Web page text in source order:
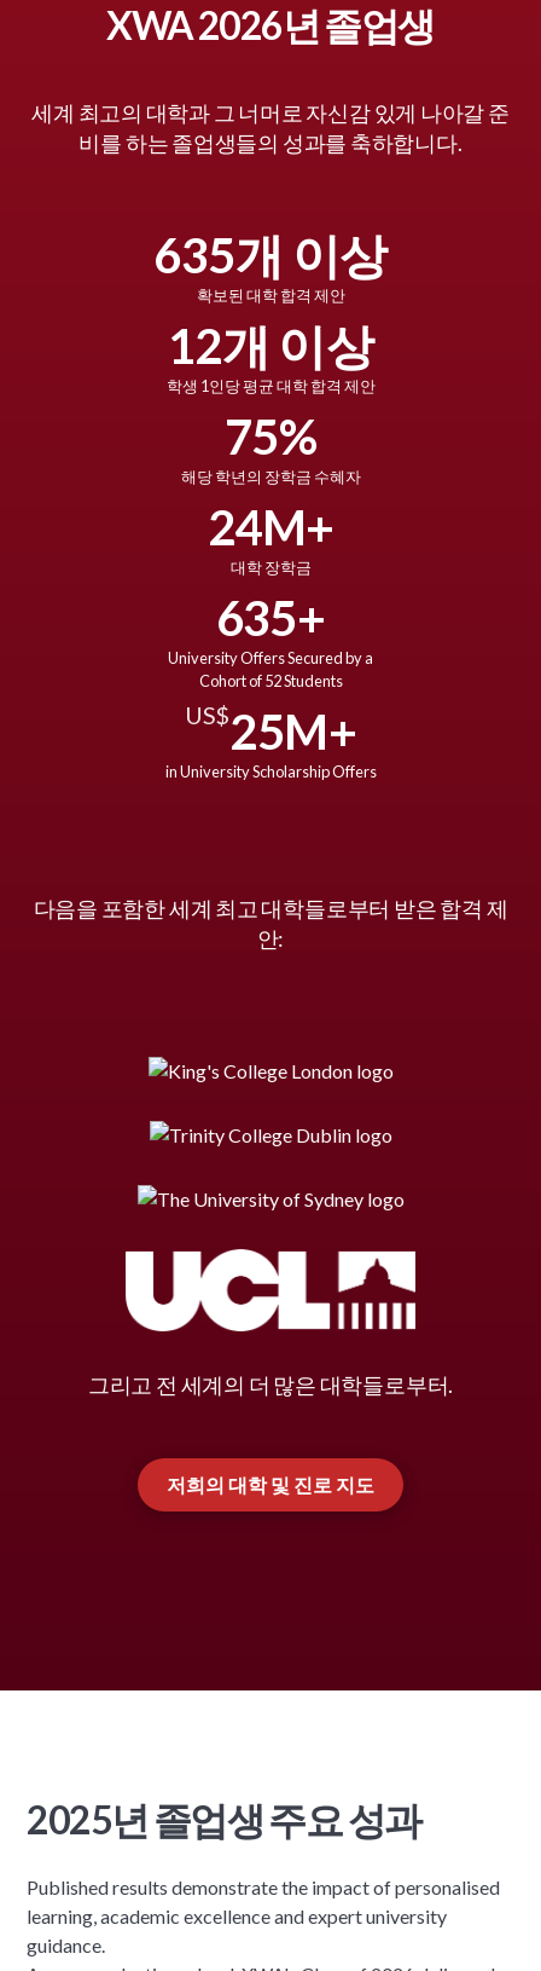
XWA 2026년 졸업생
세계 최고의 대학과 그 너머로 자신감 있게 나아갈 준
비를 하는 졸업생들의 성과를 축하합니다.
635개 이상
확보된 대학 합격 제안
12개 이상
학생 1인당 평균 대학 합격 제안
75%
해당 학년의 장학금 수혜자
24M+
대학 장학금
635+
University Offers Secured by a
Cohort of 52 Students
US$25M+
in University Scholarship Offers
다음을 포함한 세계 최고 대학들로부터 받은 합격 제
안:
그리고 전 세계의 더 많은 대학들로부터.
저희의 대학 및 진로 지도
2025년 졸업생 주요 성과
Published results demonstrate the impact of personalised
learning, academic excellence and expert university
guidance.